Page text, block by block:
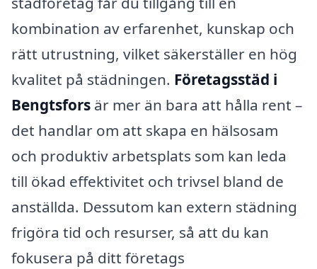
kombination av erfarenhet, kunskap och
rätt utrustning, vilket säkerställer en hög
kvalitet på städningen. Företagsstäd i
Bengtsfors är mer än bara att hålla rent –
det handlar om att skapa en hälsosam
och produktiv arbetsplats som kan leda
till ökad effektivitet och trivsel bland de
anställda. Dessutom kan extern städning
frigöra tid och resurser, så att du kan
fokusera på ditt företags